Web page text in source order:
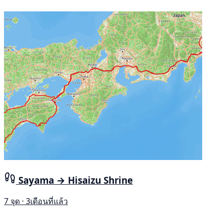
Sayama → Hisaizu Shrine
7 จุด · 3เดือนที่แล้ว